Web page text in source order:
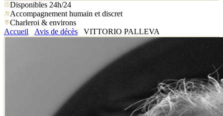
Disponibles 24h/24
Accompagnement humain et discret
Charleroi & environs
Accueil
Avis de décès VITTORIO PALLEVA